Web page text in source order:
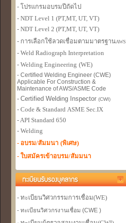
- โปรแกรมอบรมปีถัดไป
- NDT Level 1 (PT,MT, UT, VT)
- NDT Level 2 (PT,MT, UT, VT)
- การเลือกใช้ลวดเชื่อมตามมาตรฐานAWS
- Weld Radiograph Interpretation
- Welding Engineering (WE)
- Certified Welding Engineer (CWE)
Applicable For Construction &
Maintenance of AWS/ASME Code
- Certified Welding Inspector (CWI)
- Code & Standard ASME Sec.IX
- API Standard 650
- Welding
- อบรม/สัมมนา (พิเศษ)
- ใบสมัครเข้าอบรม/สัมมนา
- ทะเบียนวิศวกรรมการเชื่อม(WE)
- ทะเบียนวิศวกรงานเชื่อม (CWE )